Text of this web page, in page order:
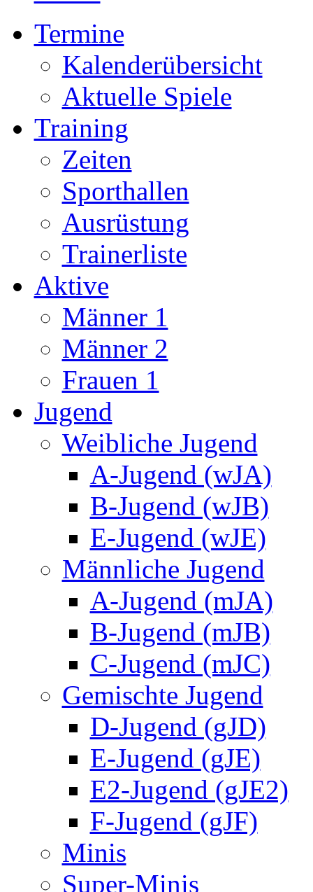
Termine
Kalenderübersicht
Aktuelle Spiele
Training
Zeiten
Sporthallen
Ausrüstung
Trainerliste
Aktive
Männer 1
Männer 2
Frauen 1
Jugend
Weibliche Jugend
A-Jugend (wJA)
B-Jugend (wJB)
E-Jugend (wJE)
Männliche Jugend
A-Jugend (mJA)
B-Jugend (mJB)
C-Jugend (mJC)
Gemischte Jugend
D-Jugend (gJD)
E-Jugend (gJE)
E2-Jugend (gJE2)
F-Jugend (gJF)
Minis
Super-Minis